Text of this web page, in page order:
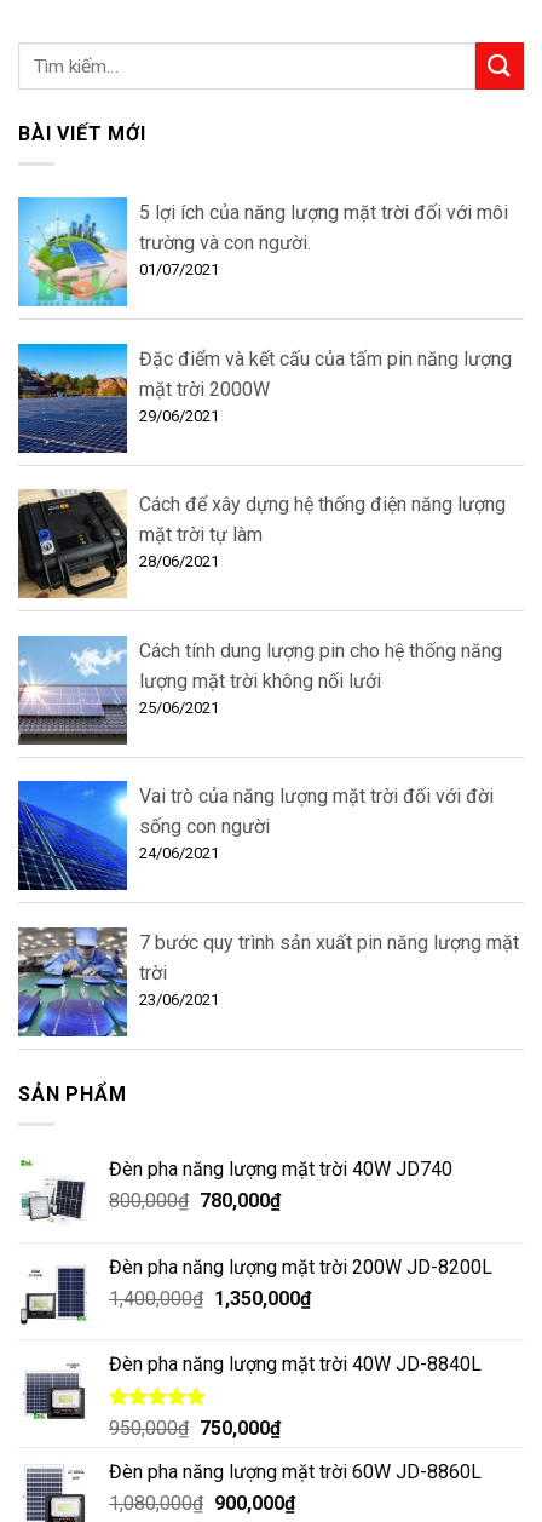
BÀI VIẾT MỚI
5 lợi ích của năng lượng mặt trời đối với môi
trường và con người.
01/07/2021
Đặc điểm và kết cấu của tấm pin năng lượng
mặt trời 2000W
29/06/2021
Cách để xây dựng hệ thống điện năng lượng
mặt trời tự làm
28/06/2021
Cách tính dung lượng pin cho hệ thống năng
lượng mặt trời không nối lưới
25/06/2021
Vai trò của năng lượng mặt trời đối với đời
sống con người
24/06/2021
7 bước quy trình sản xuất pin năng lượng mặt
trời
23/06/2021
SẢN PHẨM
Đèn pha năng lượng mặt trời 40W JD740
800,000₫ 780,000₫
Đèn pha năng lượng mặt trời 200W JD-8200L
1,400,000₫ 1,350,000₫
Đèn pha năng lượng mặt trời 40W JD-8840L
Được xếp
hạng
5.00
5 sao
950,000₫ 750,000₫
Đèn pha năng lượng mặt trời 60W JD-8860L
1,080,000₫ 900,000₫